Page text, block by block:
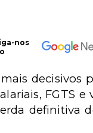
nos
decisivos
FGTS e
definitiva